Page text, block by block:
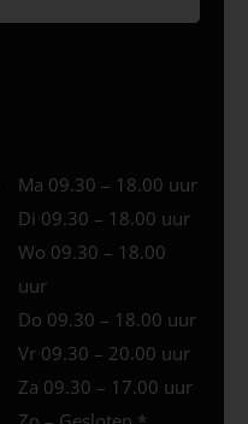
Ma 09.30 – 18.00 uur
Di 09.30 – 18.00 uur
Wo 09.30 – 18.00
uur
Do 09.30 – 18.00 uur
Vr 09.30 – 20.00 uur
Za 09.30 – 17.00 uur